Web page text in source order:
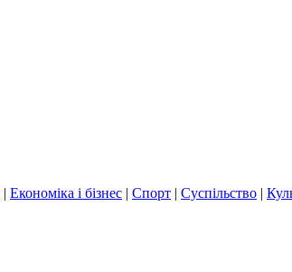
| Економіка і бізнес | Спорт | Суспільство |